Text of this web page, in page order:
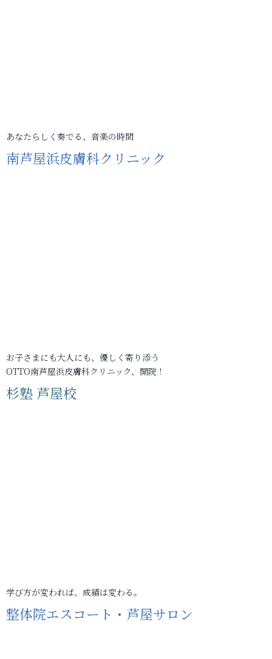
あなたらしく奏でる、音楽の時間
南芦屋浜皮膚科クリニック
お子さまにも大人にも、優しく寄り添う
OTTO南芦屋浜皮膚科クリニック、開院！
杉塾 芦屋校
学び方が変われば、成績は変わる。
整体院エスコート・芦屋サロン